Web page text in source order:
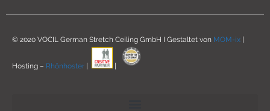
© 2020 VOCIL German Stretch Ceiling GmbH I Gestaltet von MOM-ix |
Hosting – Rhönhoster | |